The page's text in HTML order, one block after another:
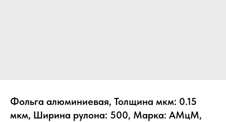
Фольга алюминиевая, Толщина мкм: 0.15
мкм, Ширина рулона: 500, Марка: АМцМ,